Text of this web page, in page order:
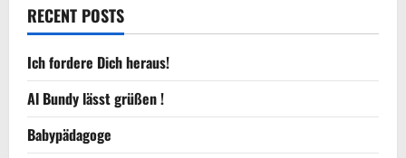
RECENT POSTS
Ich fordere Dich heraus!
Al Bundy lässt grüßen !
Babypädagoge